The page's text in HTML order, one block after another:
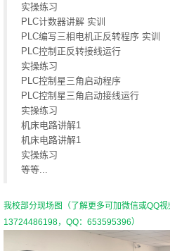
实操练习
PLC计数器讲解 实训
PLC编写三相电机正反转程序 实训
PLC控制正反转接线运行
实操练习
PLC控制星三角启动程序
PLC控制星三角启动接线运行
实操练习
机床电路讲解1
机床电路讲解1
实操练习
等等...
我校部分现场图（了解更多可加微信或QQ视
13724486198，QQ：653595396）